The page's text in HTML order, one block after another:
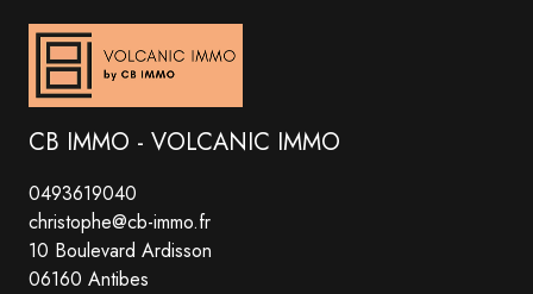
CB IMMO - VOLCANIC IMMO
0493619040
christophe@cb-immo.fr
10 Boulevard Ardisson
06160 Antibes